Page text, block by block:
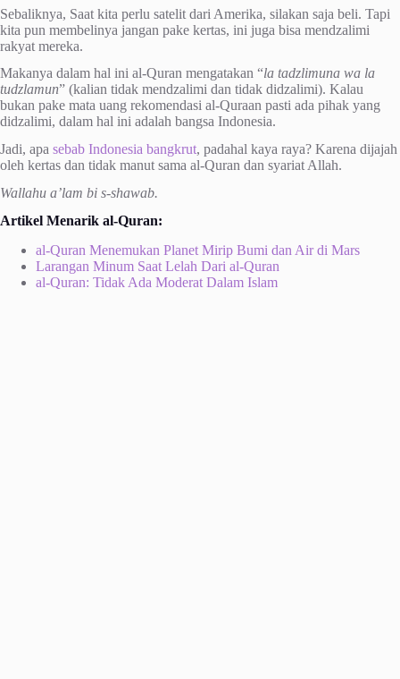
Sebaliknya, Saat kita perlu satelit dari Amerika, silakan saja beli. Tapi
kita pun membelinya jangan pake kertas, ini juga bisa mendzalimi
rakyat mereka.
Makanya dalam hal ini al-Quran mengatakan “la tadzlimuna wa la
tudzlamun” (kalian tidak mendzalimi dan tidak didzalimi). Kalau
bukan pake mata uang rekomendasi al-Quraan pasti ada pihak yang
didzalimi, dalam hal ini adalah bangsa Indonesia.
Jadi, apa sebab Indonesia bangkrut, padahal kaya raya? Karena dijajah
oleh kertas dan tidak manut sama al-Quran dan syariat Allah.
Wallahu a’lam bi s-shawab.
Artikel Menarik al-Quran:
al-Quran Menemukan Planet Mirip Bumi dan Air di Mars
Larangan Minum Saat Lelah Dari al-Quran
al-Quran: Tidak Ada Moderat Dalam Islam